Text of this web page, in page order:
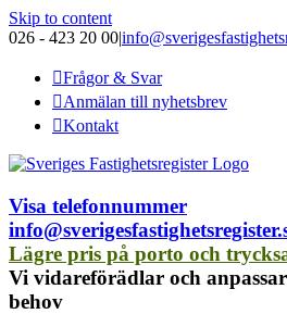
Skip to content
026 - 423 20 00|
Frågor & Svar
Anmälan till nyhetsbrev
Kontakt
Visa telefonnummer
Lägre pris på porto och
Vi vidareförädlar och
behov